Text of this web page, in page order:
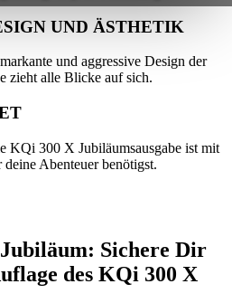
UND ÄSTHETIK
und aggressive Design der
zieht alle Blicke auf sich.
KQi 300 X Jubiläumsausgabe ist mit
Abenteuer benötigst.
Sichere Dir
des KQi 300 X